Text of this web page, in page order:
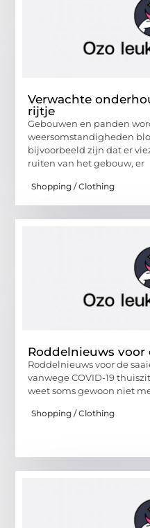
Verwachte
rijtje
Gebouwen en panden
weersomstandigheden
bijvoorbeeld zijn dat er
ruiten van het gebouw, er
Shopping / Clothing
Roddelnieuws voor
Roddelnieuws voor de
vanwege COVID-19
weet soms gewoon niet
Shopping / Clothing